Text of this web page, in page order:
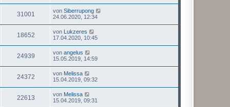
31001 von Siberrupong
24.06.2020, 12:34
18652 von Lukzeres
17.04.2020, 10:45
24939 von angelus
15.05.2019, 14:59
24372 von Melissa
15.04.2019, 09:32
22613 von Melissa
15.04.2019, 09:31